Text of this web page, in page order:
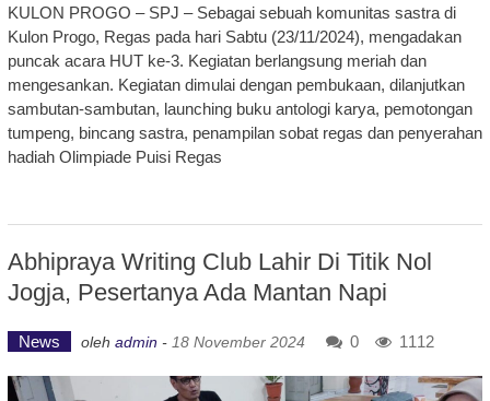
KULON PROGO – SPJ – Sebagai sebuah komunitas sastra di
Kulon Progo, Regas pada hari Sabtu (23/11/2024), mengadakan
puncak acara HUT ke-3. Kegiatan berlangsung meriah dan
mengesankan. Kegiatan dimulai dengan pembukaan, dilanjutkan
sambutan-sambutan, launching buku antologi karya, pemotongan
tumpeng, bincang sastra, penampilan sobat regas dan penyerahan
hadiah Olimpiade Puisi Regas
Abhipraya Writing Club Lahir Di Titik Nol
Jogja, Pesertanya Ada Mantan Napi
News oleh admin - 18 November 2024 0 1112